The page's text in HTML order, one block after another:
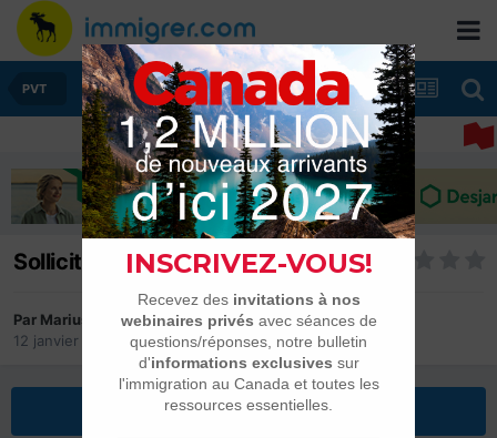
PVT
Solliciter plusieurs entreprises ?
Par Marius44
12 janvier 2022
dansPVT
Répondre à ce sujet